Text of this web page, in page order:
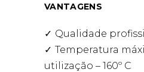
VANTAGENS
Qualidade
Temperatura
utilização – 160º C